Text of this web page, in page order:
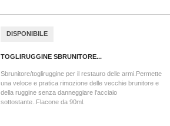
DISPONIBILE
TOGLIRUGGINE SBRUNITORE...
Sbrunitore/togliruggine per il restauro delle armi.Permette
una veloce e pratica rimozione delle vecchie brunitore e
della ruggine senza danneggiare l'acciaio
sottostante..Flacone da 90ml.